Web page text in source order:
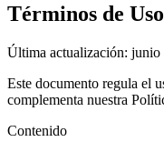
Términos de Uso
Última actualización:
Este documento regula el
complementa nuestra
Contenido